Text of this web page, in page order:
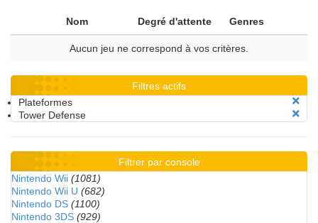
Nom Degré d'attente Genres
Aucun jeu ne correspond à vos critères.
Filtres actifs
Plateformes
Tower Defense
Filtrer par console
Nintendo Wii (1081)
Nintendo Wii U (682)
Nintendo DS (1100)
Nintendo 3DS (929)